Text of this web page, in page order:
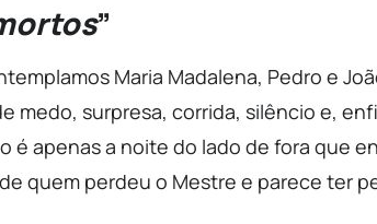
”
Maria Madalena, Pedro e
medo, surpresa, corrida, silêncio e,
é apenas a noite do lado de fora que
quem perdeu o Mestre e parece ter